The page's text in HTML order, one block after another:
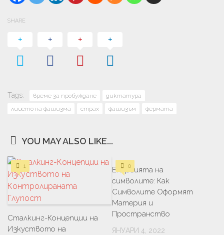
SHARE
Tags: време за пробуждане
диктатура
лицето на фашизма
страх фашизъм фермата
YOU MAY ALSO LIKE...
1
Сталкинг-Концепции на
Изкуството на
0
Енергията на
символите: Как
Символите Оформят
Материя и
Пространство
ЯНУАРИ 4, 2022